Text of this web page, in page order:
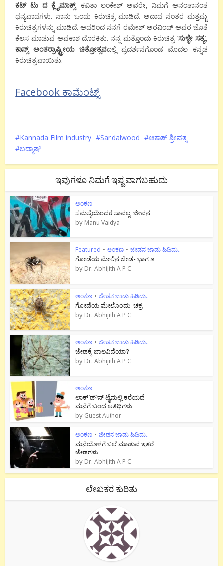
ಕಟ್ ಟು ದ ಕ್ಲೈಮಾಕ್ಸ್: ಕವಿತಾ ಲಂಕೇಶ್ ಅವರೇ, ನಿಮಗೆ ಅನಂತಾನಂತ
ಧನ್ಯವಾದಗಳು. ನಾನು ಒಂದು ಕಿರುಚಿತ್ರ ಮಾಡಿದೆ. ಅದಾದ ನಂತರ ಮತ್ತಷ್ಟು
ಕಿರುಚಿತ್ರಗಳನ್ನು ಮಾಡಿದೆ. ಅದರಿಂದ ನನಗೆ ರಮೇಶ್ ಅರವಿಂದ್ ಅವರ ಜೊತೆ
ಕೆಲಸ ಮಾಡುವ ಅವಕಾಶ ದೊರಕಿತು. ನನ್ನ ಮತ್ತೊಂದು ಕಿರುಚಿತ್ರ ’ಸುಳ್ಳೇ ಸತ್ಯ’,
ಕಾನ್ಸ್ ಅಂತರ್ರಾಷ್ಟ್ರೀಯ ಚಿತ್ರೋತ್ಸವದಲ್ಲಿ ಪ್ರದರ್ಶನಗೊಂಡ ಮೊದಲ ಕನ್ನಡ
ಕಿರುಚಿತ್ರವಾಯಿತು.
Facebook ಕಾಮೆಂಟ್ಸ್
Kannada Film industry Sandalwood
ಆಕಾಶ್ ಶ್ರೀವತ್ಸ
ಬದ್ಮಾಷ್
ಇವುಗಳೂ ನಿಮಗೆ ಇಷ್ಟವಾಗಬಹುದು
ಅಂಕಣ
ಸಮಸ್ಯೆಯೆಂದರೆ ಸಾವಲ್ಲ, ಜೀವನ
by Manu Vaidya
Featured • ಅಂಕಣ • ಜೇಡನ ಜಾಡು ಹಿಡಿದು..
ಗೋಡೆಯ ಮೇಲಿನ ಜೇಡ- ಭಾಗ ೨
by Dr. Abhijith A P C
ಅಂಕಣ • ಜೇಡನ ಜಾಡು ಹಿಡಿದು..
ಗೋಡೆಯ ಮೇಲೊಂದು ಚಕ್ರ
by Dr. Abhijith A P C
ಅಂಕಣ • ಜೇಡನ ಜಾಡು ಹಿಡಿದು..
ಜೇಡಕ್ಕೆ ಬಾಲವಿದೆಯಾ?
by Dr. Abhijith A P C
ಅಂಕಣ
ಲಾಕ್`ಡೌನ್ ಟೈಮಲ್ಲಿ ಕರೆಯದೆ
ಮನೆಗೆ ಬಂದ ಅತಿಥಿಗಳು
by Guest Author
ಅಂಕಣ • ಜೇಡನ ಜಾಡು ಹಿಡಿದು..
ಮನೆಯೊಳಗೆ ಬಲೆ ಮಾಡುವ ಇತರೆ
ಜೇಡಗಳು.
by Dr. Abhijith A P C
ಲೇಖಕರ ಕುರಿತು